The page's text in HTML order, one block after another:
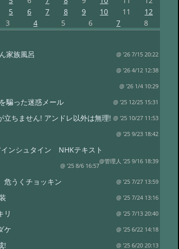
5 6 7 8 9 10 11 12
3 4 5 6 7 8
家族風呂 @ '26 7/15 20:22
@ '26 4/12 12:38
@ '26 1/4 10:29
騙った迷惑メール @ '25 12/25 15:31
立ちません! アンドレ以外は無理! @ '25 10/27 11:53
@ '25 9/23 18:42
ンシュタイン NHKテキスト
@管理人 '25 9/16 18:39
@ '25 8/6 16:57
危うくチョッキン @ '25 7/27 13:59
@ '25 7/24 13:16
リ @ '25 7/13 20:40
ケ @ '25 6/22 14:18
! @ '25 6/20 20:13